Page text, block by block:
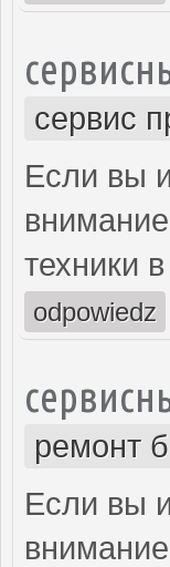
сервис
Если вы
техники
odpowiedz
ремонт
Если вы